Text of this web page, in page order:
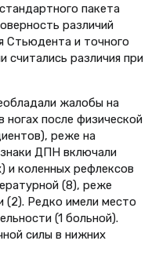
пакета
различий
Стьюдента и точного
различия при
жалобы на
ногах после физической
реже на
ДПН включали
и коленных рефлексов
(8), реже
(2). Редко имели место
(1 больной).
силы в нижних